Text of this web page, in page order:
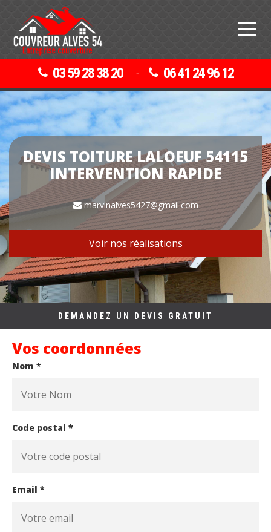
03 59 28 38 20 - 06 41 24 96 12
DEVIS TOITURE LALOEUF 54115
INTERVENTION RAPIDE
marvinalves5427@gmail.com
Voir nos réalisations
DEMANDEZ UN DEVIS GRATUIT
Vos coordonnées
Nom *
Code postal *
Email *